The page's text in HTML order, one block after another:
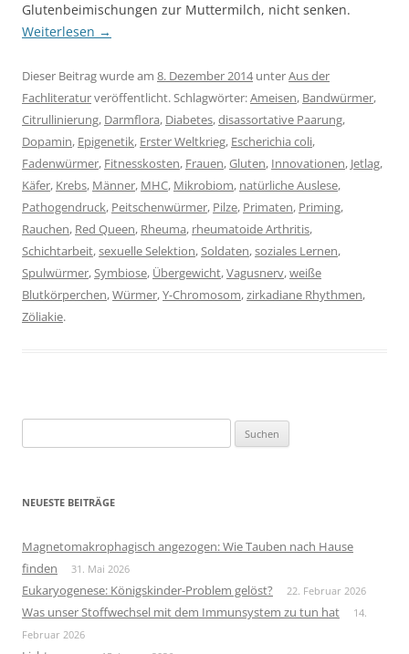
Glutenbeimischungen zur Muttermilch, nicht senken.
Weiterlesen →
Dieser Beitrag wurde am 8. Dezember 2014unterAus der
Fachliteraturveröffentlicht. Schlagwörter:Ameisen, Bandwürmer,
Citrullinierung, Darmflora, Diabetes,disassortative Paarung,
Dopamin, Epigenetik, Erster Weltkrieg, Escherichia coli,
Fadenwürmer, Fitnesskosten, Frauen,Gluten, Innovationen, Jetlag,
Käfer, Krebs, Männer, MHC, Mikrobiom, natürliche Auslese,
Pathogendruck, Peitschenwürmer, Pilze, Primaten, Priming,
Rauchen, Red Queen, Rheuma, rheumatoide Arthritis,
Schichtarbeit,sexuelle Selektion,Soldaten,soziales Lernen,
Spulwürmer,Symbiose, Übergewicht,Vagusnerv,weiße
Blutkörperchen,Würmer,Y-Chromosom,zirkadiane Rhythmen,
Zöliakie.
nach:
NEUESTE BEITRÄGE
Magnetomakrophagisch angezogen: Wie Tauben nach Hause
finden
31. Mai 2026
Eukaryogenese: Königskinder-Problem gelöst? 22. Februar 2026
Was unser Stoffwechsel mit dem Immunsystem zu tun hat
14.
Februar 2026